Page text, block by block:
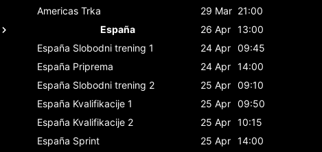
Americas Trka 29 Mar 21:00
España
26 Apr 13:00
España Slobodni trening 1 24 Apr 09:45
España Priprema 24 Apr 14:00
España Slobodni trening 2 25 Apr 09:10
España Kvalifikacije 1 25 Apr 09:50
España Kvalifikacije 2 25 Apr 10:15
España Sprint 25 Apr 14:00